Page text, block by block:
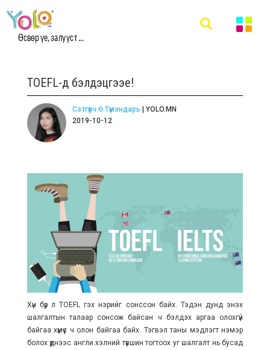
Өсвөр үе, залууст ...
TOEFL-д бэлдэцгээе!
Сэтгүүлч Ө.Түмэндарь | YOLO.MN
2019-10-12
Хүн бүр л TOEFL гэх нэрийг сонссон байх. Тэдэн дунд энэхүү
шалгалтын талаар сонсож байсан ч бэлдэх аргаа олохгүй
байгаа хүмүүс ч олон байгаа байх. Тэгвэл таны мэдлэгт нэмэр
болох үүднээс англи хэлний түвшин тогтоох уг шалгалт нь бусад